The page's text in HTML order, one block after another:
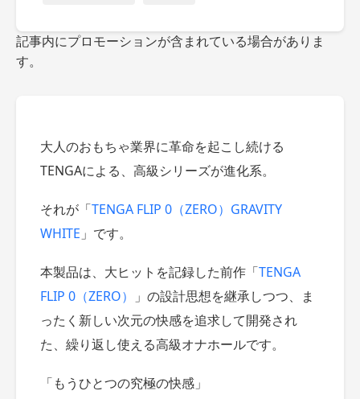
記事内にプロモーションが含まれている場合がありま
す。
大人のおもちゃ業界に革命を起こし続ける
TENGAによる、高級シリーズが進化系。
それが「TENGA FLIP 0（ZERO）GRAVITY
WHITE 」です。
本製品は、大ヒットを記録した前作「TENGA
FLIP 0（ZERO）
」の設計思想を継承しつつ、ま
ったく新しい次元の快感を追求して開発され
た、繰り返し使える高級オナホールです。
「もうひとつの究極の快感」